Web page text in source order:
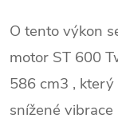
O tento výkon
motor ST 600
586 cm3 ,
snížené